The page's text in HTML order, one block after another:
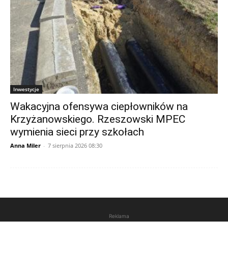
Inwestycje
Wakacyjna ofensywa ciepłowników na
Krzyżanowskiego. Rzeszowski MPEC
wymienia sieci przy szkołach
Anna Miler - 7 sierpnia 2026 08:30
Reklama